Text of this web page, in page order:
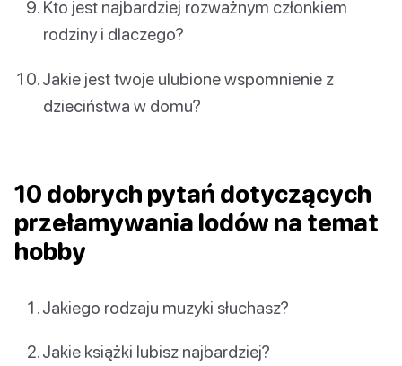
Kto jest najbardziej rozważnym członkiem
rodziny i dlaczego?
Jakie jest twoje ulubione wspomnienie z
dzieciństwa w domu?
10 dobrych pytań dotyczących
przełamywania lodów na temat
hobby
Jakiego rodzaju muzyki słuchasz?
Jakie książki lubisz najbardziej?